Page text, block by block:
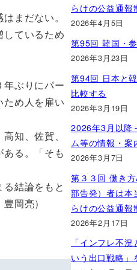
まだない。
ているため
ぶりにパー
め人を雇い
知、佐賀、
る。「そも
結論をもと
岡亮）
らけの公益通報
2026年4月5日
第95回 韓国・
2026年3月23日
第94回 日本と
比較する
2026年3月19日
2026年3月以降
ム等の情報・案
2026年3月7日
第３３回 働き
部告発）者は
らけの公益通報
2026年2月17日
「インフレ不
いう出口戦略」